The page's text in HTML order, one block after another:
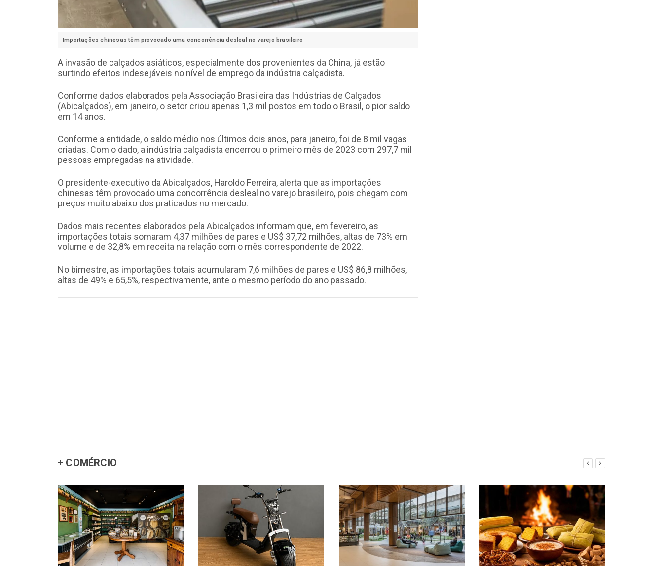
Importações chinesas têm provocado uma concorrência desleal no varejo brasileiro
A invasão de calçados asiáticos, especialmente dos provenientes da China, já estão
surtindo efeitos indesejáveis no nível de emprego da indústria calçadista.
Conforme dados elaborados pela Associação Brasileira das Indústrias de Calçados
(Abicalçados), em janeiro, o setor criou apenas 1,3 mil postos em todo o Brasil, o pior saldo
em 14 anos.
Conforme a entidade, o saldo médio nos últimos dois anos, para janeiro, foi de 8 mil vagas
criadas. Com o dado, a indústria calçadista encerrou o primeiro mês de 2023 com 297,7 mil
pessoas empregadas na atividade.
O presidente-executivo da Abicalçados, Haroldo Ferreira, alerta que as importações
chinesas têm provocado uma concorrência desleal no varejo brasileiro, pois chegam com
preços muito abaixo dos praticados no mercado.
Dados mais recentes elaborados pela Abicalçados informam que, em fevereiro, as
importações totais somaram 4,37 milhões de pares e US$ 37,72 milhões, altas de 73% em
volume e de 32,8% em receita na relação com o mês correspondente de 2022.
No bimestre, as importações totais acumularam 7,6 milhões de pares e US$ 86,8 milhões,
altas de 49% e 65,5%, respectivamente, ante o mesmo período do ano passado.
+ COMÉRCIO